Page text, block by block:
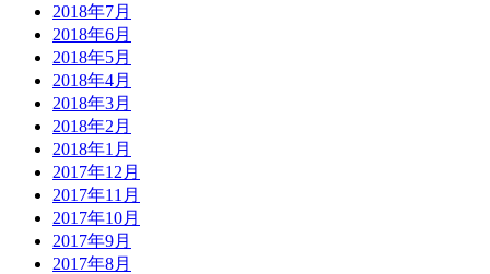
2018年7月
2018年6月
2018年5月
2018年4月
2018年3月
2018年2月
2018年1月
2017年12月
2017年11月
2017年10月
2017年9月
2017年8月